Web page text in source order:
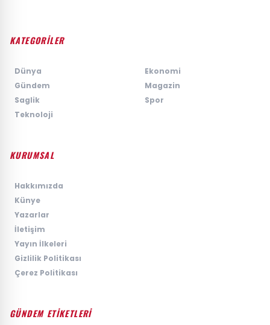
KATEGORİLER
Dünya
Ekonomi
Gündem
Magazin
Saglik
Spor
Teknoloji
KURUMSAL
Hakkımızda
Künye
Yazarlar
İletişim
Yayın İlkeleri
Gizlilik Politikası
Çerez Politikası
GÜNDEM ETİKETLERİ